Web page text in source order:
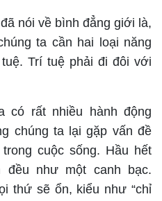
nói về bình đẳng giới là,
ta cần hai loại năng
Trí tuệ phải đi đôi với
có rất nhiều hành động
chúng ta lại gặp vấn đề
cuộc sống. Hầu hết
đều như một canh bạc.
thứ sẽ ổn, kiểu như “chỉ